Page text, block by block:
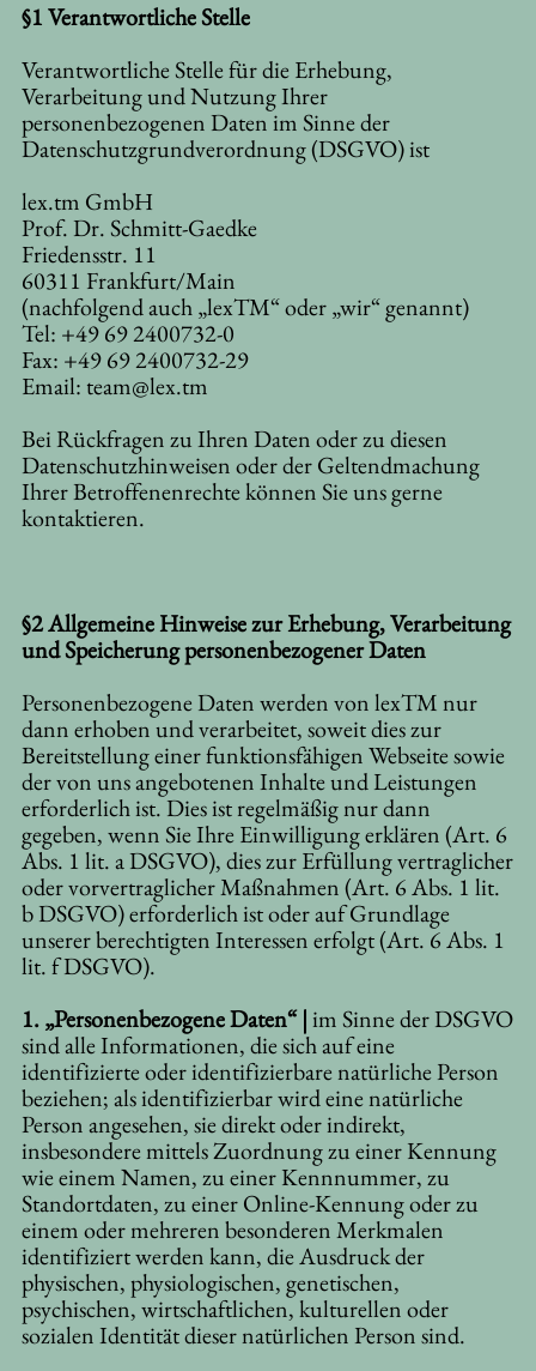
§1 Verantwortliche Stelle
Verantwortliche Stelle für die Erhebung,
Verarbeitung und Nutzung Ihrer
personenbezogenen Daten im Sinne der
Datenschutzgrundverordnung (DSGVO) ist
lex.tm GmbH
Prof. Dr. Schmitt-Gaedke
Friedensstr. 11
60311 Frankfurt/Main
(nachfolgend auch „lexTM“ oder „wir“ genannt)
Tel: +49 69 2400732-0
Fax: +49 69 2400732-29
Email:team@lex.tm
Bei Rückfragen zu Ihren Daten oder zu diesen
Datenschutzhinweisen oder der Geltendmachung
Ihrer Betroffenenrechte können Sie uns gerne
kontaktieren.
§2 Allgemeine Hinweise zur Erhebung, Verarbeitung
und Speicherung personenbezogener Daten
Personenbezogene Daten werden von lexTM nur
dann erhoben und verarbeitet, soweit dies zur
Bereitstellung einer funktionsfähigen Webseite sowie
der von uns angebotenen Inhalte und Leistungen
erforderlich ist. Dies ist regelmäßig nur dann
gegeben, wenn Sie Ihre Einwilligung erklären (Art. 6
Abs. 1 lit. a DSGVO), dies zur Erfüllung vertraglicher
oder vorvertraglicher Maßnahmen (Art. 6 Abs. 1 lit.
b DSGVO) erforderlich ist oder auf Grundlage
unserer berechtigten Interessen erfolgt (Art. 6 Abs. 1
lit. f DSGVO).
1. „Personenbezogene Daten“ |im Sinne der DSGVO
sind alle Informationen, die sich auf eine
identifizierte oder identifizierbare natürliche Person
beziehen; als identifizierbar wird eine natürliche
Person angesehen, sie direkt oder indirekt,
insbesondere mittels Zuordnung zu einer Kennung
wie einem Namen, zu einer Kennnummer, zu
Standortdaten, zu einer Online-Kennung oder zu
einem oder mehreren besonderen Merkmalen
identifiziert werden kann, die Ausdruck der
physischen, physiologischen, genetischen,
psychischen, wirtschaftlichen, kulturellen oder
sozialen Identität dieser natürlichen Person sind.